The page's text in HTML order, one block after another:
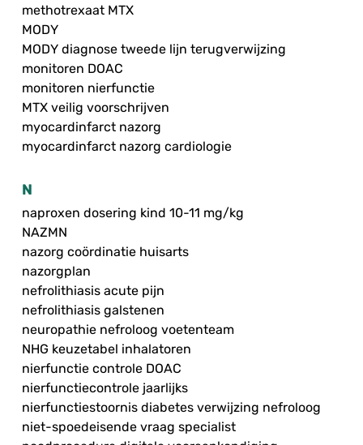
methotrexaat MTX
MODY
MODY diagnose tweede lijn terugverwijzing
monitoren DOAC
monitoren nierfunctie
MTX veilig voorschrijven
myocardinfarct nazorg
myocardinfarct nazorg cardiologie
N
naproxen dosering kind 10-11 mg/kg
NAZMN
nazorg coördinatie huisarts
nazorgplan
nefrolithiasis acute pijn
nefrolithiasis galstenen
neuropathie nefroloog voetenteam
NHG keuzetabel inhalatoren
nierfunctie controle DOAC
nierfunctiecontrole jaarlijks
nierfunctiestoornis diabetes verwijzing nefroloog
niet-spoedeisende vraag specialist